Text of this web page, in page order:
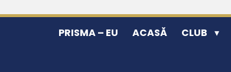
PRISMA – EU ACASĂ CLUB